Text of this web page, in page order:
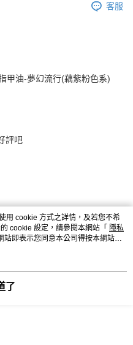
客服
甲油-夢幻流行(藕紫粉色系)
評吧
用 cookie 方式之詳情，及若您不希
cookie 設定，請參閱本網站「 隱私
站即表示您同意本公司得按本網站使
了